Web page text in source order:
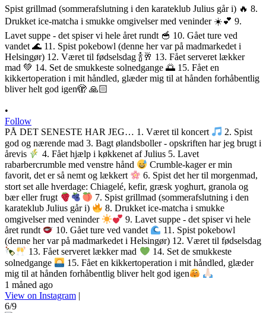
•
Follow
PÅ DET SENESTE HAR JEG… 1. Været til koncert
2. Spist
god og nærende mad 3. Bagt ølandsboller - opskriften har jeg brugt i
årevis
4. Fået hjælp i køkkenet af Julius 5. Lavet
rabarbercrumble med venstre hånd
Crumble-kager er min
favorit, det er så nemt og lækkert
6. Spist det her til morgenmad,
stort set alle hverdage: Chiagelé, kefir, græsk yoghurt, granola og
bær eller frugt
7. Spist grillmad (sommerafslutning i den
karateklub Julius går i)
8. Drukket ice-matcha i smukke
omgivelser med veninder
9. Lavet suppe - det spiser vi hele
året rundt
10. Gået ture ved vandet
11. Spist pokebowl
(denne her var på madmarkedet i Helsingør) 12. Været til fødselsdag
13. Fået serveret lækker mad
14. Set de smukkeste
solnedgange
15. Fået en kikkertoperation i mit håndled, glæder
mig til at hånden forhåbentlig bliver helt god igen
1 måned ago
View on Instagram |
6/9